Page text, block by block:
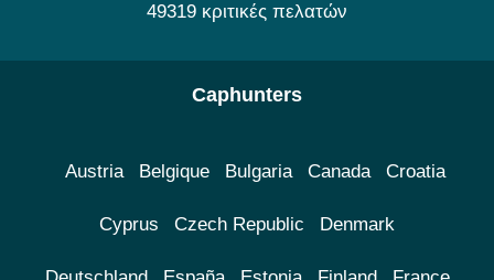
49319 κριτικές πελατών
Caphunters
Austria Belgique Bulgaria Canada Croatia
Cyprus Czech Republic Denmark